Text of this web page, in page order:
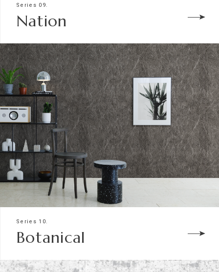
Series 09.
Nation
Series 10.
Botanical